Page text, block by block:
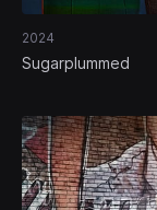
2024
Sugarplummed